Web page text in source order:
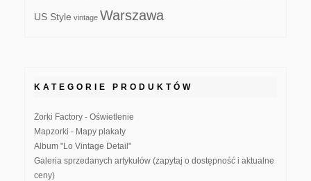
US Style vintage Warszawa
KATEGORIE PRODUKTÓW
Zorki Factory - Oświetlenie
Mapzorki - Mapy plakaty
Album "Lo Vintage Detail"
Galeria sprzedanych artykułów (zapytaj o dostępność i aktualne
ceny)